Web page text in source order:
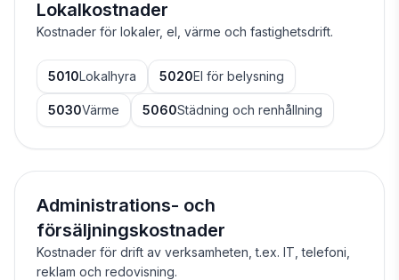
Lokalkostnader
Kostnader för lokaler, el, värme och fastighetsdrift.
5010Lokalhyra 5020El för belysning
5030Värme 5060Städning och renhållning
Administrations- och
försäljningskostnader
Kostnader för drift av verksamheten, t.ex. IT, telefoni,
reklam och redovisning.